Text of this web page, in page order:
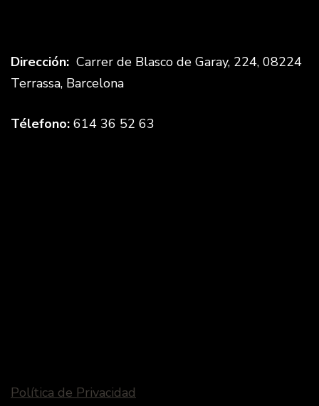
Dirección: Carrer de Blasco de Garay, 224, 08224
Terrassa, Barcelona
Télefono: 614 36 52 63
Política de Privacidad